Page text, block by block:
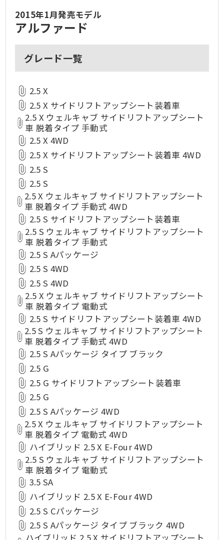
2015年1月発売モデル
アルファード
グレード一覧
2.5 X
2.5 X サイドリフトアップシート装着車
2.5 X ウェルキャブ サイドリフトアップシート
車 脱着タイプ 手動式
2.5 X 4WD
2.5 X サイドリフトアップシート装着車 4WD
2.5 S
2.5 S
2.5 X ウェルキャブ サイドリフトアップシート
車 脱着タイプ 手動式 4WD
2.5 S サイドリフトアップシート装着車
2.5 S ウェルキャブ サイドリフトアップシート
車 脱着タイプ 手動式
2.5 S Aパッケージ
2.5 S 4WD
2.5 S 4WD
2.5 X ウェルキャブ サイドリフトアップシート
車 脱着タイプ 電動式
2.5 S サイドリフトアップシート装着車 4WD
2.5 S ウェルキャブ サイドリフトアップシート
車 脱着タイプ 手動式 4WD
2.5 S Aパッケージ タイプ ブラック
2.5 G
2.5 G サイドリフトアップシート装着車
2.5 G
2.5 S Aパッケージ 4WD
2.5 X ウェルキャブ サイドリフトアップシート
車 脱着タイプ 電動式 4WD
ハイブリッド 2.5 X E-Four 4WD
2.5 S ウェルキャブ サイドリフトアップシート
車 脱着タイプ 電動式
3.5 SA
ハイブリッド 2.5 X E-Four 4WD
2.5 S Cパッケージ
2.5 S Aパッケージ タイプ ブラック 4WD